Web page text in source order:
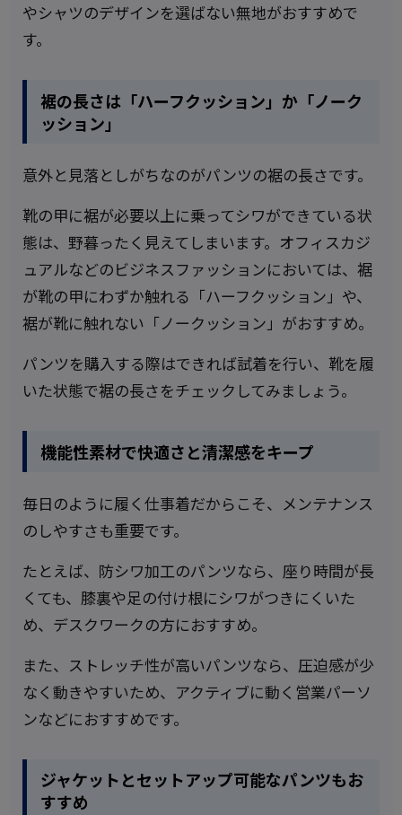
やシャツのデザインを選ばない無地がおすすめで
す。
裾の長さは「ハーフクッション」か「ノーク
ッション」
意外と見落としがちなのがパンツの裾の長さです。
靴の甲に裾が必要以上に乗ってシワができている状
態は、野暮ったく見えてしまいます。オフィスカジ
ュアルなどのビジネスファッションにおいては、裾
が靴の甲にわずか触れる「ハーフクッション」や、
裾が靴に触れない「ノークッション」がおすすめ。
パンツを購入する際はできれば試着を行い、靴を履
いた状態で裾の長さをチェックしてみましょう。
機能性素材で快適さと清潔感をキープ
毎日のように履く仕事着だからこそ、メンテナンス
のしやすさも重要です。
たとえば、防シワ加工のパンツなら、座り時間が長
くても、膝裏や足の付け根にシワがつきにくいた
め、デスクワークの方におすすめ。
また、ストレッチ性が高いパンツなら、圧迫感が少
なく動きやすいため、アクティブに動く営業パーソ
ンなどにおすすめです。
ジャケットとセットアップ可能なパンツもお
すすめ